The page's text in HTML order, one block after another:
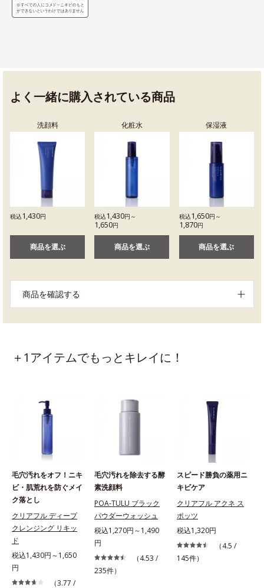
よく一緒に購入されている商品
洗顔料
税込1,430円
商品を選ぶ
化粧水
税込1,430円～
1,650円
商品を選ぶ
保湿液
税込1,650円～
1,870円
商品を選ぶ
商品を確認する
＋1アイテムでもっとキレイに！
毛穴汚れをオフ！ニキ
ビ・肌荒れを防ぐメイ
ク落とし
クリアフル ディープ
クレンジング リキッ
ド
税込1,430円～1,650
円
（3.77 /
毛穴汚れを除去する酵
素洗顔料
POA-TULU ブラック
パウダーウォッシュ
税込1,270円～1,490
円
（4.53 /
235件）
スピード勝負の薬用ニ
キビケア
クリアフル アクネ ス
ポッツ
税込1,320円
（4.5 /
145件）